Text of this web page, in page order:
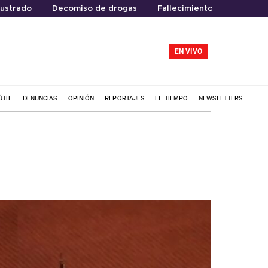
Decomiso de drogas Fallecimiento
EN VIVO
DENUNCIAS OPINIÓN REPORTAJES EL TIEMPO NEWSLETTERS